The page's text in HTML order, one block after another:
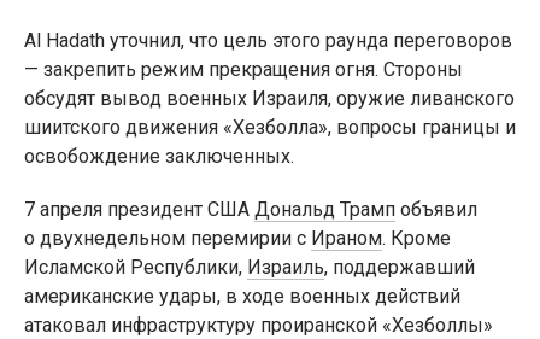
Al Hadath уточнил, что цель этого раунда переговоров
— закрепить режим прекращения огня. Стороны
обсудят вывод военных Израиля, оружие ливанского
шиитского движения «Хезболла», вопросы границы и
освобождение заключенных.
7 апреля президент США Дональд Трамп объявил
о двухнедельном перемирии с Ираном. Кроме
Исламской Республики, Израиль, поддержавший
американские удары, в ходе военных действий
атаковал инфраструктуру проиранской «Хезболлы»